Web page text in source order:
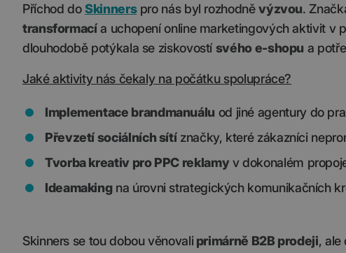
Příchod doSkinnerspro nás byl rozhodněvýzvou.
transformacía uchopení online marketingových aktivit v
dlouhodobě potýkala se ziskovostí svého e-shopu a
Jaké aktivity nás čekaly na počátku spolupráce?
Implementace brandmanuálu od jiné agentury do
Převzetí sociálních sítíznačky, které zákazníci
Tvorba kreativ pro PPC reklamyv dokonalém
Ideamakingna úrovni strategických komunikačních
Skinners se tou dobou věnovali primárně B2B prodeji, ale